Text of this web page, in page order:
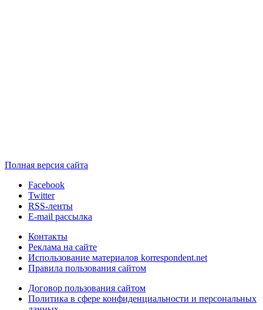
Полная версия сайта
Facebook
Twitter
RSS-ленты
E-mail рассылка
Контакты
Реклама на сайте
Использование материалов korrespondent.net
Правила пользования сайтом
Договор пользования сайтом
Политика в сфере конфиденциальности и персональных